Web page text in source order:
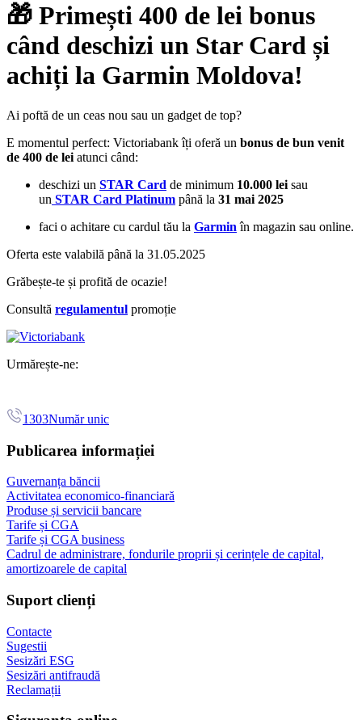
🎁 Primești 400 de lei bonus
când deschizi un Star Card și
achiți la Garmin Moldova!
Ai poftă de un ceas nou sau un gadget de top?
E momentul perfect: Victoriabank îți oferă un bonus de bun venit
de 400 de lei atunci când:
deschizi un STAR Card de minimum 10.000 lei sau
un STAR Card Platinum până la 31 mai 2025
faci o achitare cu cardul tău la Garmin în magazin sau online.
Oferta este valabilă până la 31.05.2025
Grăbește-te și profită de ocazie!
Consultă regulamentul promoție
Urmărește-ne:
1303Număr unic
Publicarea informației
Guvernanța băncii
Activitatea economico-financiară
Produse și servicii bancare
Tarife și CGA
Tarife și CGA business
Cadrul de administrare, fondurile proprii și cerințele de capital,
amortizoarele de capital
Suport clienți
Contacte
Sugestii
Sesizări ESG
Sesizări antifraudă
Reclamații